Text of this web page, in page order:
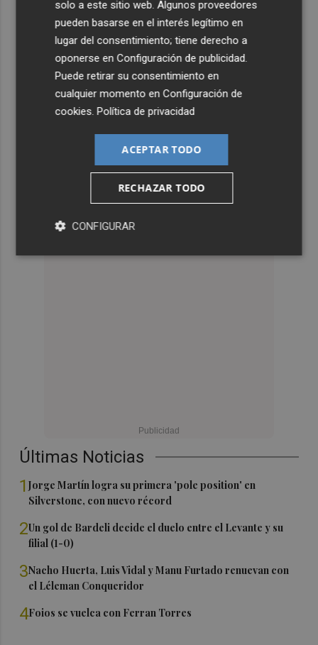
Últimas Noticias
1Jorge Martín logra su primera 'pole position' en
Silverstone, con nuevo récord
2Un gol de Bardeli decide el duelo entre el Levante y su
filial (1-0)
3Nacho Huerta, Luis Vidal y Manu Furtado renuevan con
el Léleman Conqueridor
4Foios se vuelca con Ferran Torres
solo a este sitio web. Algunos proveedores
pueden basarse en el interés legítimo en
lugar del consentimiento; tiene derecho a
oponerse enConfiguración de publicidad
Puede retirar su consentimiento en
cualquier momento enConfiguración de
cookies .Política de privacidad
ACEPTAR TODO
RECHAZAR TODO
CONFIGURAR